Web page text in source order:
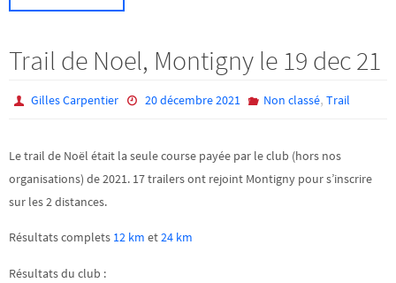
Trail de Noel, Montigny le 19 dec 21
Gilles Carpentier 20 décembre 2021 Non classé, Trail
Le trail de Noël était la seule course payée par le club (hors nos
organisations) de 2021. 17 trailers ont rejoint Montigny pour s’inscrire
sur les 2 distances.
Résultats complets 12 km et24 km
Résultats du club :